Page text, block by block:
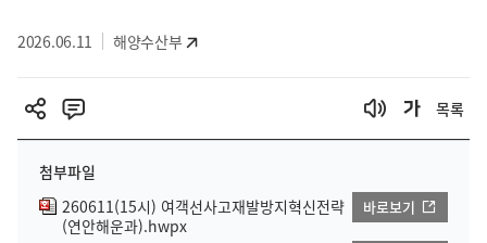
2026.06.11 해양수산부
목록
첨부파일
260611(15시) 여객선사고재발방지혁신전략
(연안해운과).hwpx
바로보기